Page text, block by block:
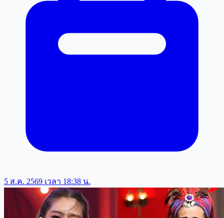
5 ส.ค. 2569 เวลา 18:38 น.